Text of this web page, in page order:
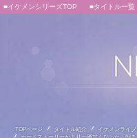
■イケメンシリーズTOP ■タイトル一覧
TOPページ タイトル紹介 イケメンライ
カードストーリーがより一層甘くなった「朝